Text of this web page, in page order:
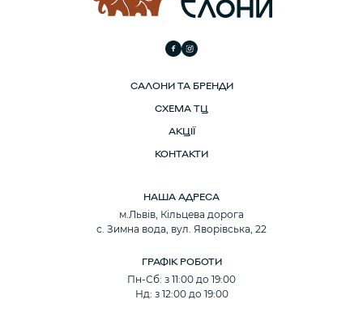
САЛОНИ ТА БРЕНДИ
СХЕМА ТЦ
АКЦІЇ
КОНТАКТИ
НАША АДРЕСА
м.Львів, Кільцева дорога
с. Зимна вода, вул. Яворівська, 22
ГРАФІК РОБОТИ
Пн-Сб: з 11:00 до 19:00
Нд: з 12:00 до 19:00